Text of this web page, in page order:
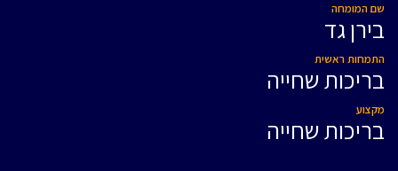
שם המומחה
בירן גד
התמחות ראשית
בריכות שחייה
מקצוע
בריכות שחייה